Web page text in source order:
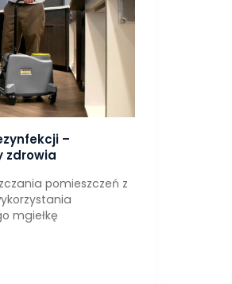
–
zdrowia
pomieszczeń z
mgiełkę